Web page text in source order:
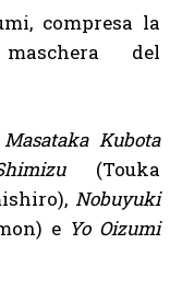
compresa la
del
Masataka Kubota
(Touka
Nobuyuki
e Yo Oizumi